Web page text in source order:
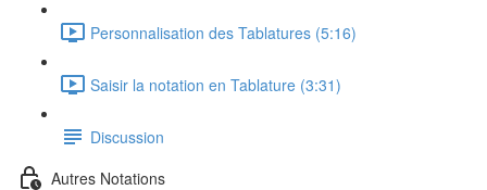
Personnalisation des Tablatures (5:16)
Saisir la notation en Tablature (3:31)
Discussion
Autres Notations